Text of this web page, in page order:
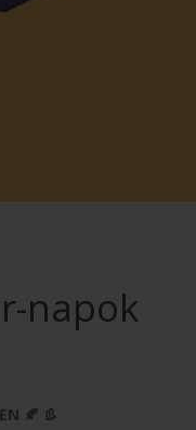
napok
🍂 👢